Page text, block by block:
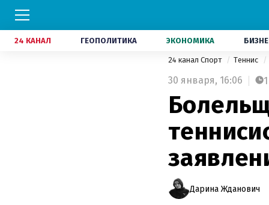
24 КАНАЛ ГЕОПОЛИТИКА ЭКОНОМИКА
24 канал Спорт Теннис
30 января, 16:06 1
Дарина Жданович